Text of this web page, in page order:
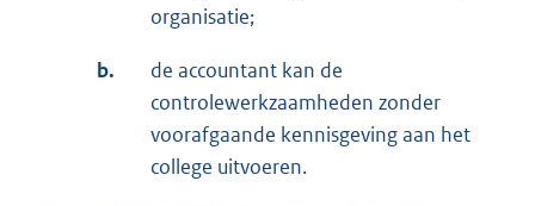
organisatie;
b.
de accountant kan de
controlewerkzaamheden zonder
voorafgaande kennisgeving aan het
college uitvoeren.